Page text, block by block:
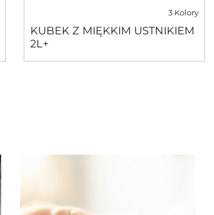
3 Kolory
KUBEK Z MIĘKKIM USTNIKIEM
2L+